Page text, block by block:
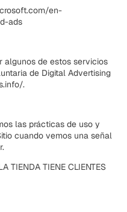
en-
ads
algunos de estos servicios
de Digital Advertising
.
las prácticas de uso y
cuando vemos una señal
TIENDA TIENE CLIENTES